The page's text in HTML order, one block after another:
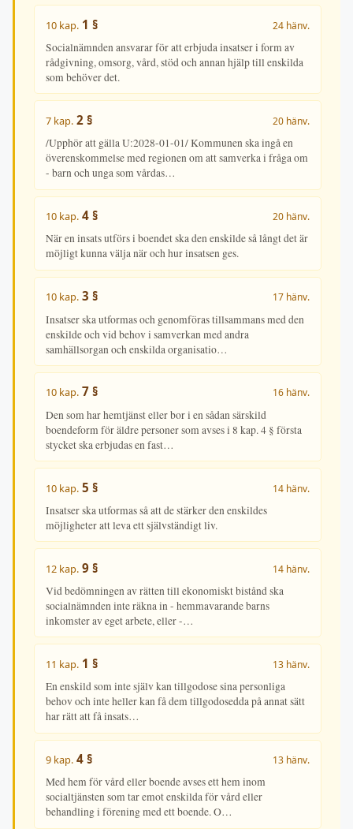
10 kap. 1 § 24 hänv.
Socialnämnden ansvarar för att erbjuda insatser i form av
rådgivning, omsorg, vård, stöd och annan hjälp till enskilda
som behöver det.
7 kap. 2 § 20 hänv.
/Upphör att gälla U:2028-01-01/ Kommunen ska ingå en
överenskommelse med regionen om att samverka i fråga om
- barn och unga som vårdas…
10 kap. 4 § 20 hänv.
När en insats utförs i boendet ska den enskilde så långt det är
möjligt kunna välja när och hur insatsen ges.
10 kap. 3 § 17 hänv.
Insatser ska utformas och genomföras tillsammans med den
enskilde och vid behov i samverkan med andra
samhällsorgan och enskilda organisatio…
10 kap. 7 § 16 hänv.
Den som har hemtjänst eller bor i en sådan särskild
boendeform för äldre personer som avses i 8 kap. 4 § första
stycket ska erbjudas en fast…
10 kap. 5 § 14 hänv.
Insatser ska utformas så att de stärker den enskildes
möjligheter att leva ett självständigt liv.
12 kap. 9 § 14 hänv.
Vid bedömningen av rätten till ekonomiskt bistånd ska
socialnämnden inte räkna in - hemmavarande barns
inkomster av eget arbete, eller -…
11 kap. 1 § 13 hänv.
En enskild som inte själv kan tillgodose sina personliga
behov och inte heller kan få dem tillgodosedda på annat sätt
har rätt att få insats…
9 kap. 4 § 13 hänv.
Med hem för vård eller boende avses ett hem inom
socialtjänsten som tar emot enskilda för vård eller
behandling i förening med ett boende. O…